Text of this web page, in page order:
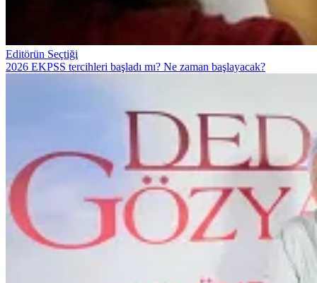
Editörün Seçtiği
2026 EKPSS tercihleri başladı mı? Ne zaman başlayacak?